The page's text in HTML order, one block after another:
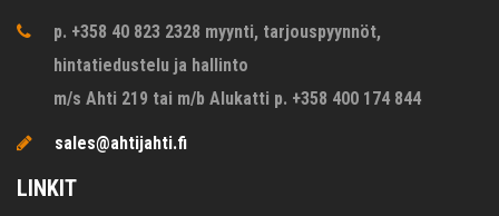
p. +358 40 823 2328 myynti, tarjouspyynnöt,
hintatiedustelu ja hallinto
m/s Ahti 219 tai m/b Alukatti p. +358 400 174 844
sales@ahtijahti.fi
LINKIT